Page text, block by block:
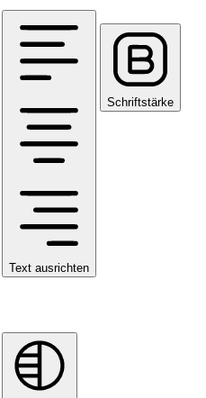
Text ausrichten
Schriftstärke